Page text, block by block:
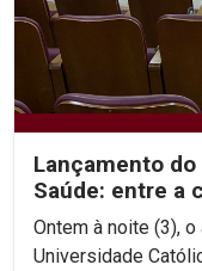
Lançamento
Saúde: entre a
e a cultura"...
Ontem à noite (3),
Universidade